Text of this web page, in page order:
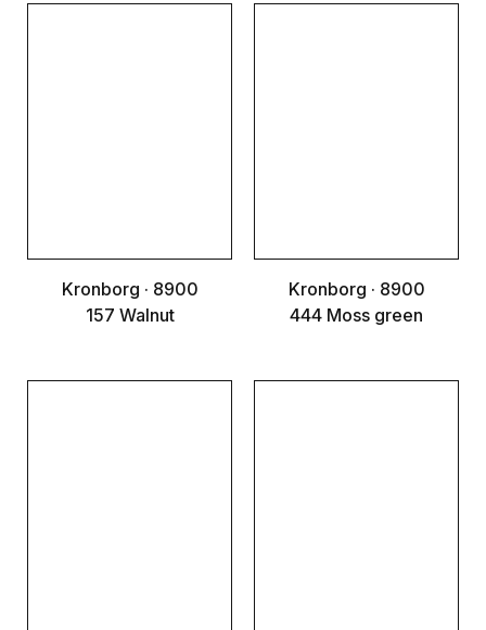
Kronborg · 8900
157 Walnut
Kronborg · 8900
444 Moss green